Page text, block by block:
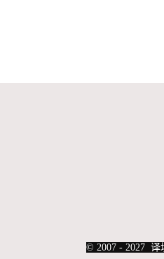
© 2007 - 2027 译